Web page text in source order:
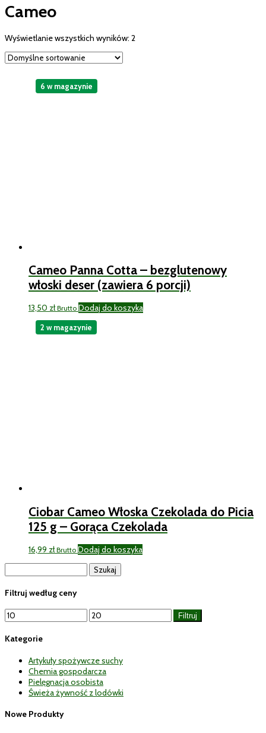
Cameo
Wyświetlanie wszystkich wyników: 2
Cameo Panna Cotta – bezglutenowy
włoski deser (zawiera 6 porcji)
13,50 zł Brutto Dodaj do koszyka
6 w magazynie
Ciobar Cameo Włoska Czekolada do Picia
125 g – Gorąca Czekolada
16,99 zł Brutto Dodaj do koszyka
2 w magazynie
Filtruj według ceny
Cena
min
Cena
max
Filtruj
Kategorie
Artykuły spożywcze suchy
Chemia gospodarcza
Pielęgnacja osobista
Świeża żywność z lodówki
Nowe Produkty